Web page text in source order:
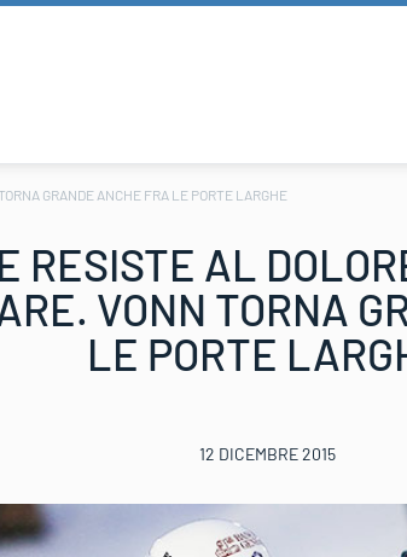
GRANDE ANCHE FRA LE PORTE LARGHE
RESISTE AL
VONN TORNA
LE PORTE
12 DICEMBRE 2015